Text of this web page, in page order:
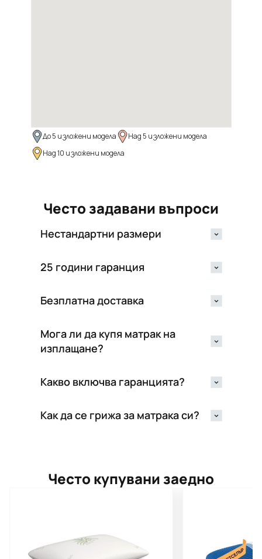
До 5 изложени модела
Над 5 изложени модела
Над 10 изложени модела
Често задавани въпроси
Нестандартни размери
25 години гаранция
Безплатна доставка
Мога ли да купя матрак на
изплащане?
Какво включва гаранцията?
Как да се грижа за матрака си?
Често купувани заедно